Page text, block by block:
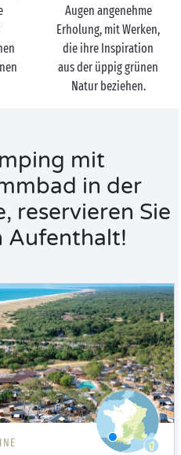
Augen angenehme
Erholung, mit Werken,
die ihre Inspiration
aus der üppig grünen
Natur beziehen.
mit
in der
reservieren Sie
Aufenthalt!